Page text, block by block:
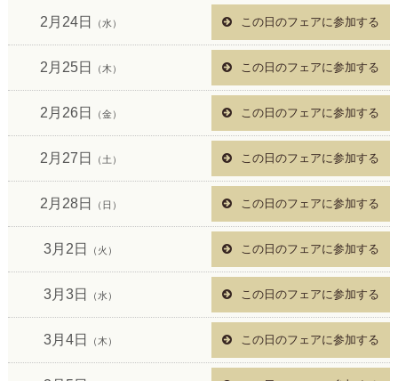
2月24日 （水） この日のフェアに参加する
2月25日 （木） この日のフェアに参加する
2月26日 （金） この日のフェアに参加する
2月27日 （土） この日のフェアに参加する
2月28日 （日） この日のフェアに参加する
3月2日 （火） この日のフェアに参加する
3月3日 （水） この日のフェアに参加する
3月4日 （木） この日のフェアに参加する